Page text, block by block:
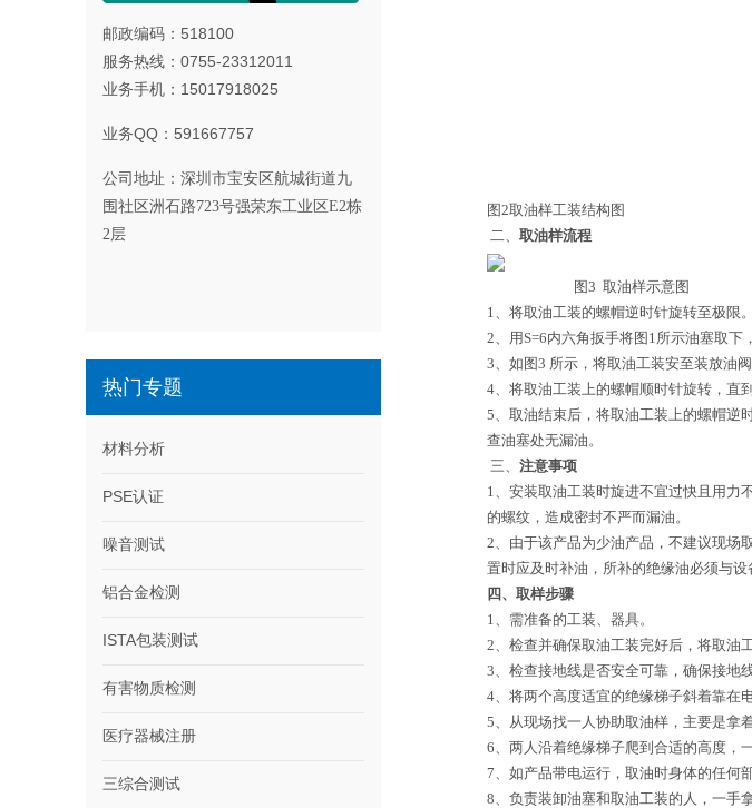
邮政编码：518100
服务热线：0755-23312011
业务手机：15017918025
业务QQ：591667757
公司地址： 深圳市宝安区航城街道九
围社区洲石路723号强荣东工业区E2栋
2层
热门专题
材料分析
PSE认证
噪音测试
铝合金检测
ISTA包装测试
有害物质检测
医疗器械注册
三综合测试
图2取油样工装结构图
二、 取油样流程
图3 取油样示意图
1、将取油工装的螺帽逆时针旋转至极限。
2、用S=6内六角扳手将图1所示油塞取下
3、如图3 所示，将取油工装安至装放油阀
4、将取油工装上的螺帽顺时针旋转，直
5、取油结束后，将取油工装上的螺帽逆
查油塞处无漏油。
三、 注意事项
1、安装取油工装时旋进不宜过快且用力
的螺纹，造成密封不严而漏油。
2、由于该产品为少油产品，不建议现场
置时应及时补油，所补的绝缘油必须与
四、 取样步骤
1、需准备的工装、器具。
2、检查并确保取油工装完好后，将取油
3、检查接地线是否安全可靠，确保接地
4、将两个高度适宜的绝缘梯子斜着靠在
5、从现场找一人协助取油样，主要是拿
6、两人沿着绝缘梯子爬到合适的高度，
7、如产品带电运行，取油时身体的任何
8、负责装卸油塞和取油工装的人，一手